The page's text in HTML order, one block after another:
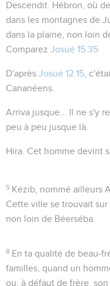
Descendit . Hébron, où
dans les montagnes de
dans la plaine, non loin
Comparez Josué 15.35
D'après Josué 12.15 ,
Cananéens.
Arriva jusque...
Il ne s'y
peu à peu jusque là.
Hira . Cet homme devint
5 Kézib , nommé ailleurs
Cette ville se trouvait
non loin de Béerséba.
8 En ta qualité de beau-
familles, quand un
ou, à défaut de frère,